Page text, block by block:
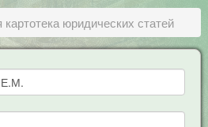
юридических статей